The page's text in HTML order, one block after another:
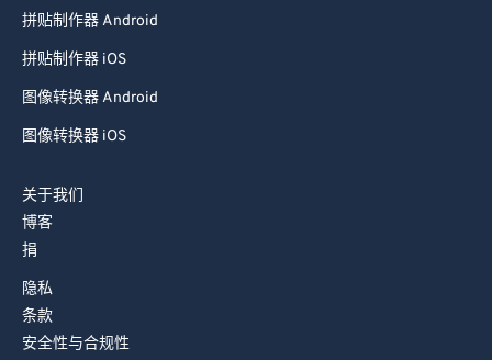
拼贴制作器 Android
拼贴制作器 iOS
图像转换器 Android
图像转换器 iOS
关于我们
博客
捐
隐私
条款
安全性与合规性